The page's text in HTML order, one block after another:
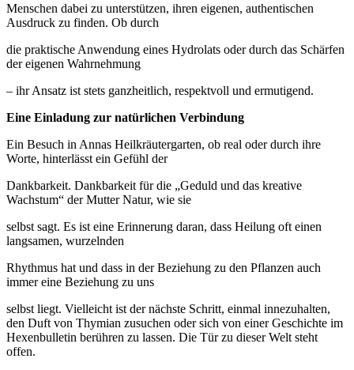
Menschen dabei zu unterstützen, ihren eigenen, authentischen
Ausdruck zu finden. Ob durch
die praktische Anwendung eines Hydrolats oder durch das Schärfen
der eigenen Wahrnehmung
– ihr Ansatz ist stets ganzheitlich, respektvoll und ermutigend.
Eine Einladung zur natürlichen Verbindung
Ein Besuch in Annas Heilkräutergarten, ob real oder durch ihre
Worte, hinterlässt ein Gefühl der
Dankbarkeit. Dankbarkeit für die „Geduld und das kreative
Wachstum“ der Mutter Natur, wie sie
selbst sagt. Es ist eine Erinnerung daran, dass Heilung oft einen
langsamen, wurzelnden
Rhythmus hat und dass in der Beziehung zu den Pflanzen auch
immer eine Beziehung zu uns
selbst liegt. Vielleicht ist der nächste Schritt, einmal innezuhalten,
den Duft von Thymian zusuchen oder sich von einer Geschichte im
Hexenbulletin berühren zu lassen. Die Tür zu dieser Welt steht
offen.